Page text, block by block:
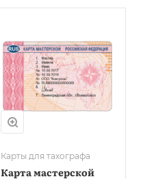
Карты для тахографа
Карта мастерской